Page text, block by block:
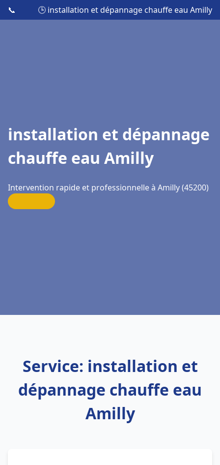
📞 🕒 installation et dépannage chauffe eau Amilly
installation et dépannage
chauffe eau Amilly
Intervention rapide et professionnelle à Amilly (45200)
Service: installation et
dépannage chauffe eau
Amilly